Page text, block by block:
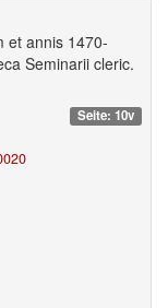
et annis 1470-
Seminarii cleric.
Seite: 10v